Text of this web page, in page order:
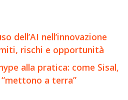
dell’AI nell’innovazione
rischi e opportunità
alla pratica: come Sisal,
a terra”